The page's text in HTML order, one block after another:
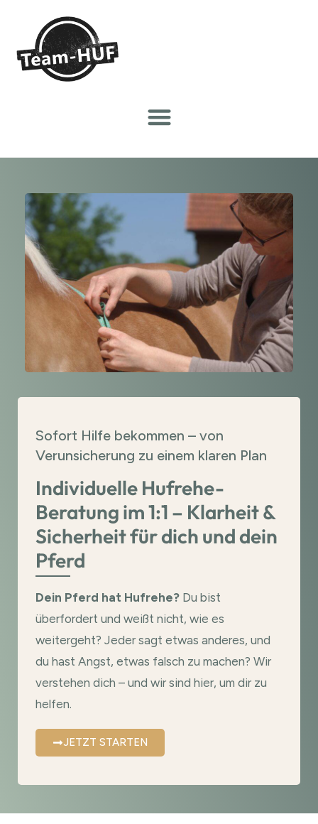
Sofort Hilfe bekommen – von
Verunsicherung zu einem klaren Plan
Individuelle Hufrehe-
Beratung im 1:1 – Klarheit &
Sicherheit für dich und dein
Pferd
Dein Pferd hat Hufrehe? Du bist
überfordert und weißt nicht, wie es
weitergeht? Jeder sagt etwas anderes, und
du hast Angst, etwas falsch zu machen? Wir
verstehen dich – und wir sind hier, um dir zu
helfen.
JETZT STARTEN